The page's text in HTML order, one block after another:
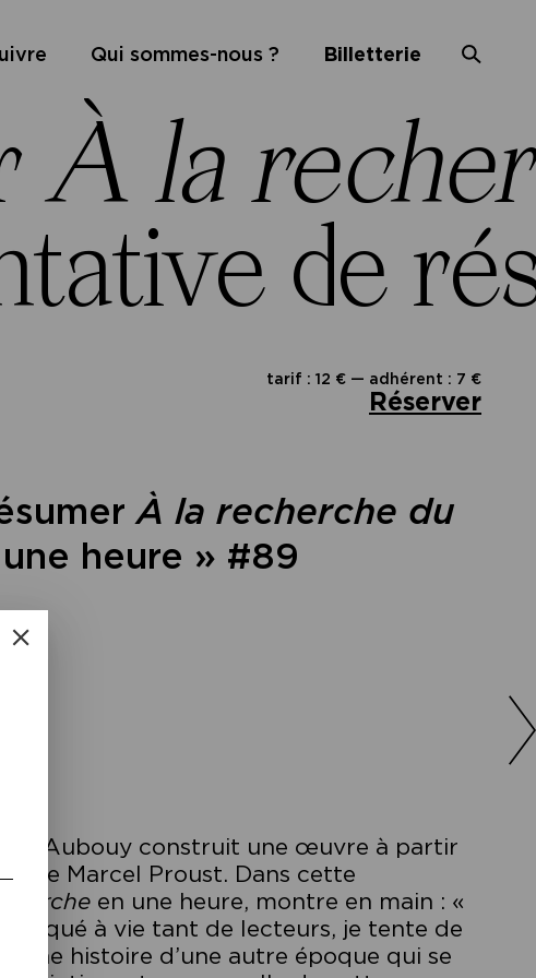
Qui sommes-nous ? Billetterie
À la
de
tarif : 12 € — adhérent : 7 €
Réserver
À la recherche du
heure » #89
Aubouy construit une œuvre à partir
de Marcel Proust. Dans cette
en une heure, montre en main : «
à vie tant de lecteurs, je tente de
une histoire d’une autre époque qui se